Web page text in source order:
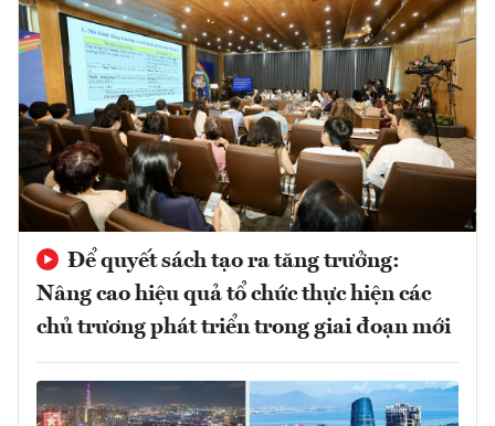
Để quyết sách tạo ra tăng trưởng:
Nâng cao hiệu quả tổ chức thực hiện các
chủ trương phát triển trong giai đoạn mới